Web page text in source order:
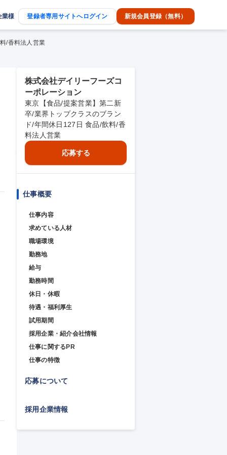
業様 登録者専用サイトへログイン 新規会員登録（無料）
/香料法人営業
株式会社デイリーフーズコ
ーポレーション
東京【食品/提案営業】第二新
卒/業界トップクラスのブラン
ド/年間休日127日 食品/飲料/香
料法人営業
応募する
仕事概要
仕事内容
求めている人材
職場環境
勤務地
給与
勤務時間
休日・休暇
待遇・福利厚生
試用期間
採用企業・紹介会社情報
仕事に関するPR
仕事の特徴
応募について
採用企業情報